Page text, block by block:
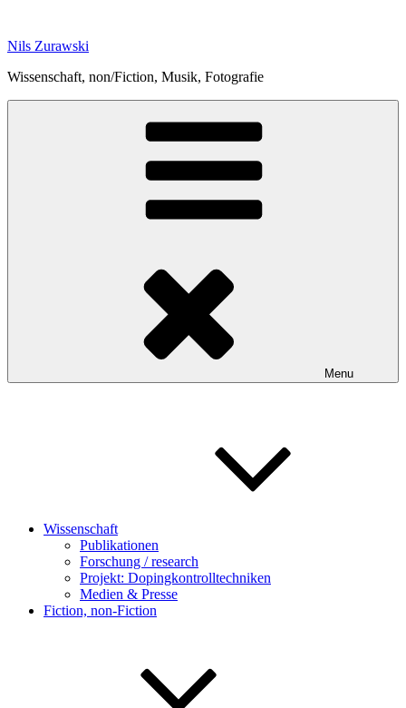
content
Nils Zurawski
Wissenschaft, non/Fiction, Musik, Fotografie
Menu
Wissenschaft
Publikationen
Forschung / research
Projekt: Dopingkontrolltechniken
Medien & Presse
Fiction, non-Fiction